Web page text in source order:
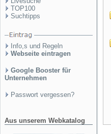
TOP100
Suchtipps
Info,s und Regeln
Webseite eintragen
Google Booster für
Unternehmen
Passwort vergessen?
Aus unserem Webkatalog